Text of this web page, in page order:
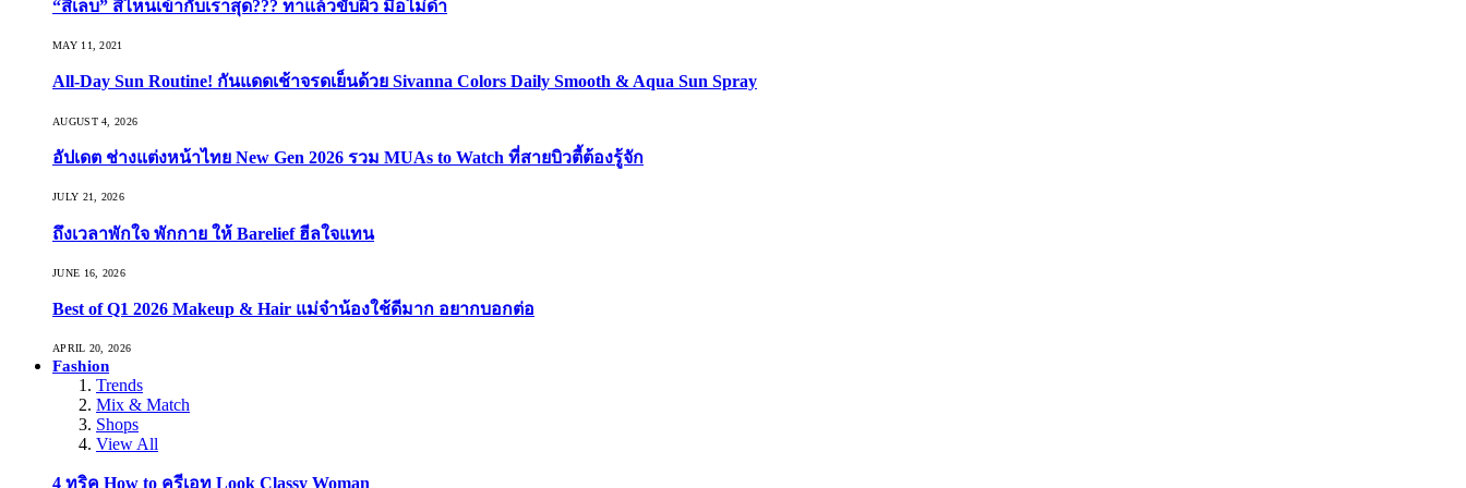
“สีเล็บ” สีไหนเข้ากับเราสุด??? ทาแล้วขับผิว มือไม่ดำ
MAY 11, 2021
All-Day Sun Routine! กันแดดเช้าจรดเย็นด้วย Sivanna Colors Daily Smooth & Aqua Sun Spray
AUGUST 4, 2026
อัปเดต ช่างแต่งหน้าไทย New Gen 2026 รวม MUAs to Watch ที่สายบิวตี้ต้องรู้จัก
JULY 21, 2026
ถึงเวลาพักใจ พักกาย ให้ Barelief ฮีลใจแทน
JUNE 16, 2026
Best of Q1 2026 Makeup & Hair แม่จ๋าน้องใช้ดีมาก อยากบอกต่อ
APRIL 20, 2026
Fashion
Trends
Mix & Match
Shops
View All
4 ทริค How to ครีเอท Look Classy Woman